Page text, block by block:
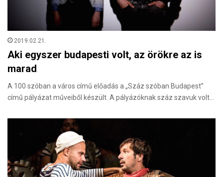
2019.02.21.
Aki egyszer budapesti volt, az örökre az is
marad
A 100 szóban a város című előadás a „Száz szóban Budapest”
című pályázat műveiből készült. A pályázóknak száz szavuk volt…